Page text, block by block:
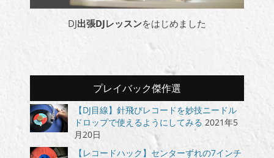
DJ出張DJレッスンをはじめました
プレイバック傑作選
【DJ目線】針飛びレコードを妙技ニードル
ドロップで使えるようにしてみる 2021年5
月20日
【レコードハック】センターずれの7インチ